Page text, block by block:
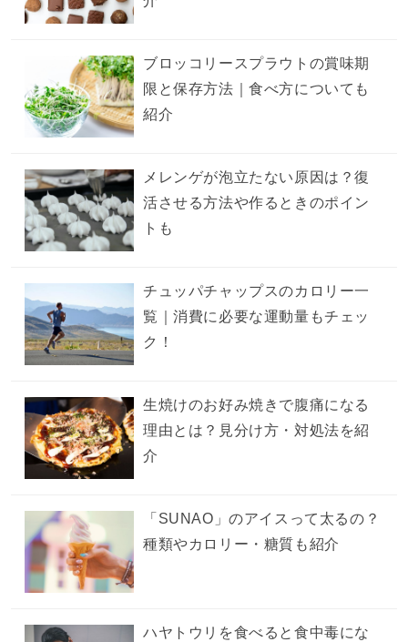
ブロッコリースプラウトの賞味期
限と保存方法｜食べ方についても
紹介
メレンゲが泡立たない原因は？復
活させる方法や作るときのポイン
トも
チュッパチャップスのカロリー一
覧｜消費に必要な運動量もチェッ
ク！
生焼けのお好み焼きで腹痛になる
理由とは？見分け方・対処法を紹
介
「SUNAO」のアイスって太るの？
種類やカロリー・糖質も紹介
ハヤトウリを食べると食中毒にな